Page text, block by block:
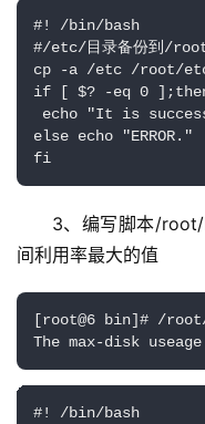
#! /bin/bash
#/etc/目录备份到/
cp -a /etc /root/
if [ $? -eq 0
echo "It is
else echo "ERROR."
fi
3、编写脚本/
间利用率最大的值
[root@6 bin]# /
The max-disk
#! /bin/bash